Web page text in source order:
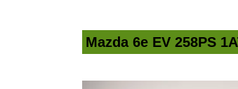
Mazda 6e EV 258PS